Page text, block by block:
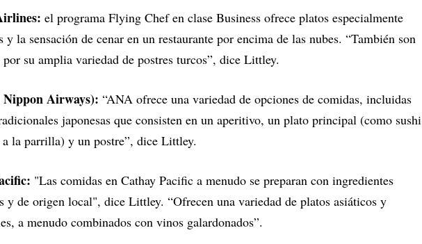
el programa Flying Chef en clase Business ofrece platos especialmente
y la sensación de cenar en un restaurante por encima de las nubes. “También son
su amplia variedad de postres turcos”, dice Littley.
Airways): “ANA ofrece una variedad de opciones de comidas, incluidas
japonesas que consisten en un aperitivo, un plato principal (como sushi
a la parrilla) y un postre”, dice Littley.
"Las comidas en Cathay Pacific a menudo se preparan con ingredientes
y de origen local", dice Littley. “Ofrecen una variedad de platos asiáticos y
a menudo combinados con vinos galardonados”.